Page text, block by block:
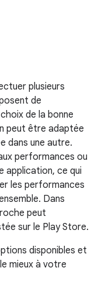
plusieurs
de
de la bonne
peut être adaptée
dans une autre.
performances ou
application, ce qui
les performances
Dans
peut
sur le Play Store.
disponibles et
mieux à votre